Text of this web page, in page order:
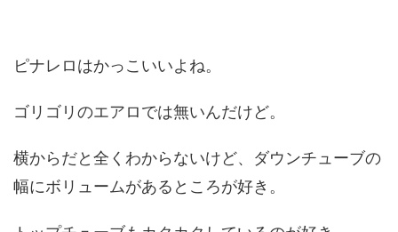
ピナレロはかっこいいよね。
ゴリゴリのエアロでは無いんだけど。
横からだと全くわからないけど、ダウンチューブの
幅にボリュームがあるところが好き。